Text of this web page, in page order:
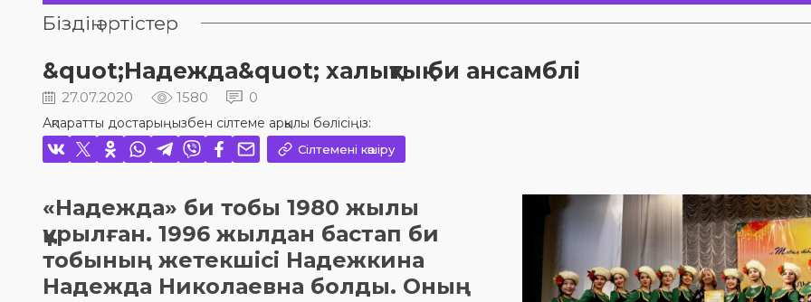
Біздің әртістер
&quot;Надежда&quot; халықтық би ансамблі
27.07.2020 1580 0
Ақпаратты достарыңызбен сілтеме арқылы бөлісіңіз:
Сілтемені көшіру
«Надежда» би тобы 1980 жылы
құрылған. 1996 жылдан бастап би
тобының жетекшісі Надежкина
Надежда Николаевна болды. Оның